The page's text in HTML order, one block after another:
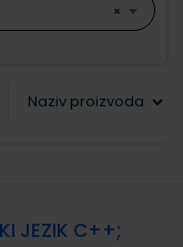
×
JEZIK C++;